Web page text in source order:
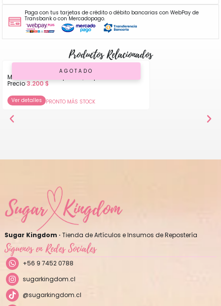
Paga con tus tarjetas de crédito o débito bancarias con WebPay de
Transbank o con Mercadopago.
Productos Relacionados
AGOTADO
Molde de Silicona para Queque
Precio3.200$
Ver detalles PRONTO MÁS STOCK
Sugar Kingdom · Tienda de Artículos e Insumos de Repostería
Síguenos en Redes Sociales
+56 9 7452 0788
sugarkingdom.cl
@sugarkingdom.cl